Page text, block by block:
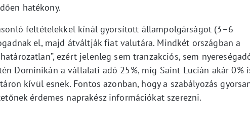
hatékony.
feltételekkel kínál gyorsított állampolgárságot (3–6
el, majd átváltják fiat valutára. Mindkét országban a
ezért jelenleg sem tranzakciós, sem
Dominikán a vállalati adó 25%, míg Saint Lucián akár 0%
kívül esnek. Fontos azonban, hogy a szabályozás
érdemes naprakész információkat szerezni.